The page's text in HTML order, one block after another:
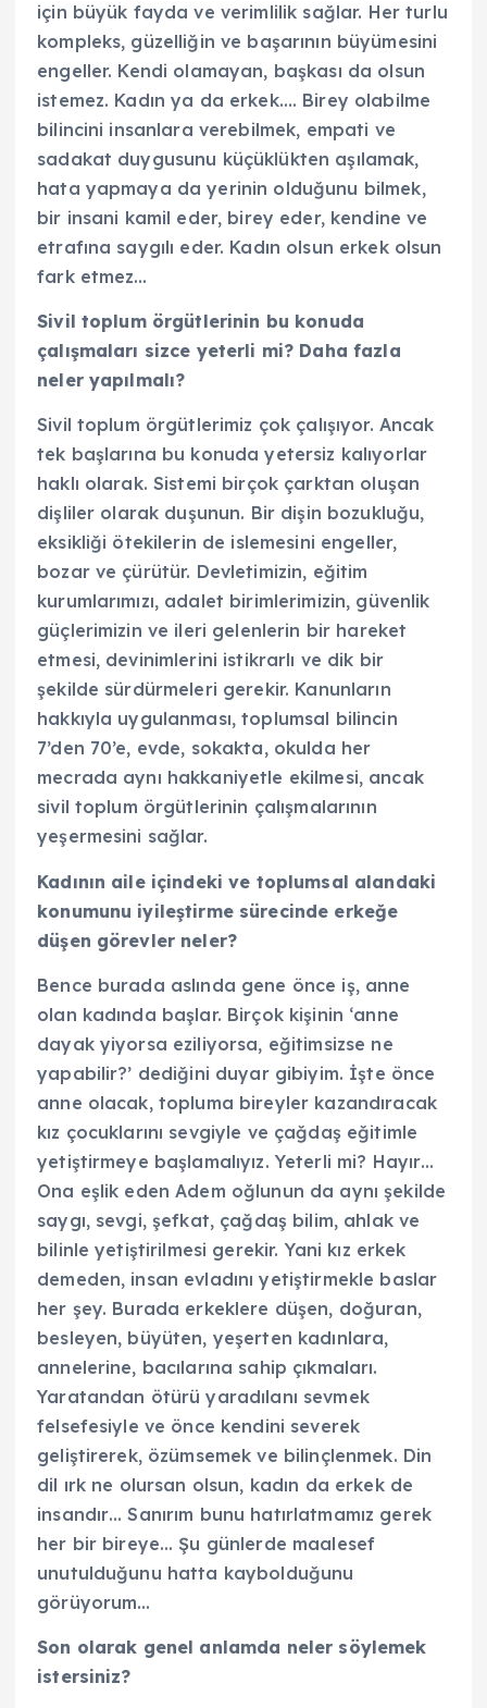
için büyük fayda ve verimlilik sağlar. Her turlu
kompleks, güzelliğin ve başarının büyümesini
engeller. Kendi olamayan, başkası da olsun
istemez. Kadın ya da erkek…. Birey olabilme
bilincini insanlara verebilmek, empati ve
sadakat duygusunu küçüklükten aşılamak,
hata yapmaya da yerinin olduğunu bilmek,
bir insani kamil eder, birey eder, kendine ve
etrafına saygılı eder. Kadın olsun erkek olsun
fark etmez…
Sivil toplum örgütlerinin bu konuda
çalışmaları sizce yeterli mi? Daha fazla
neler yapılmalı?
Sivil toplum örgütlerimiz çok çalışıyor. Ancak
tek başlarına bu konuda yetersiz kalıyorlar
haklı olarak. Sistemi birçok çarktan oluşan
dişliler olarak duşunun. Bir dişin bozukluğu,
eksikliği ötekilerin de islemesini engeller,
bozar ve çürütür. Devletimizin, eğitim
kurumlarımızı, adalet birimlerimizin, güvenlik
güçlerimizin ve ileri gelenlerin bir hareket
etmesi, devinimlerini istikrarlı ve dik bir
şekilde sürdürmeleri gerekir. Kanunların
hakkıyla uygulanması, toplumsal bilincin
7’den 70’e, evde, sokakta, okulda her
mecrada aynı hakkaniyetle ekilmesi, ancak
sivil toplum örgütlerinin çalışmalarının
yeşermesini sağlar.
Kadının aile içindeki ve toplumsal alandaki
konumunu iyileştirme sürecinde erkeğe
düşen görevler neler?
Bence burada aslında gene önce iş, anne
olan kadında başlar. Birçok kişinin ‘anne
dayak yiyorsa eziliyorsa, eğitimsizse ne
yapabilir?’ dediğini duyar gibiyim. İşte önce
anne olacak, topluma bireyler kazandıracak
kız çocuklarını sevgiyle ve çağdaş eğitimle
yetiştirmeye başlamalıyız. Yeterli mi? Hayır…
Ona eşlik eden Adem oğlunun da aynı şekilde
saygı, sevgi, şefkat, çağdaş bilim, ahlak ve
bilinle yetiştirilmesi gerekir. Yani kız erkek
demeden, insan evladını yetiştirmekle baslar
her şey. Burada erkeklere düşen, doğuran,
besleyen, büyüten, yeşerten kadınlara,
annelerine, bacılarına sahip çıkmaları.
Yaratandan ötürü yaradılanı sevmek
felsefesiyle ve önce kendini severek
geliştirerek, özümsemek ve bilinçlenmek. Din
dil ırk ne olursan olsun, kadın da erkek de
insandır… Sanırım bunu hatırlatmamız gerek
her bir bireye… Şu günlerde maalesef
unutulduğunu hatta kaybolduğunu
görüyorum…
Son olarak genel anlamda neler söylemek
istersiniz?